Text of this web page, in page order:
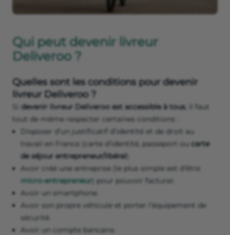
Qui peut devenir livreur
Deliveroo ?
Quelles sont les conditions pour devenir
livreur Deliveroo ?
devenir livreur Deliveroo est accessible à tous, il faut
tout de même respecter certaines conditions :
Disposer d’un justificatif d’identité et de droit au
travail en France (carte d'identité, passeport ou carte
de séjour entrepreneur/libéral
Avoir créé une entreprise (le plus simple est d’être
micro-entrepreneur ) pour pouvoir facturer.
Avoir un smartphone.
Avoir son propre véhicule et porter l’équipement de
sécurité.
Avoir un compte bancaire.